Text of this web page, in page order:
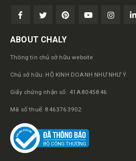
ABOUT CHALY
Thông tin chủ sở hữu website
Chủ sở hữu: HỘ KINH DOANH NHƯ NHƯ Ý
Giấy chứng nhận số: 41A8045846
Mã số thuế: 8463763902